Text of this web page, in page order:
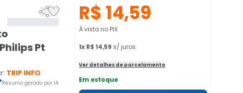

Pt
TRIP INFO
Resumo gerado por IA
R$ 14,59
À vista no PIX
1x R$ 14,59 s/ juros
Ver detalhes de parcelamento
Em estoque